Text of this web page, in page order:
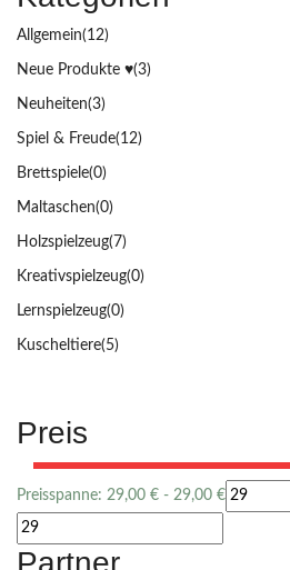
Allgemein(12)
Neue Produkte ♥️(3)
Neuheiten(3)
Spiel & Freude(12)
Brettspiele(0)
Maltaschen(0)
Holzspielzeug(7)
Kreativspielzeug(0)
Lernspielzeug(0)
Kuscheltiere(5)
Preis
Preisspanne: 29,00 € - 29,00 €
Partner